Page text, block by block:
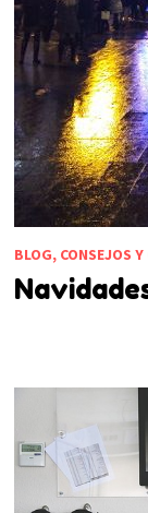
BLOG, CONSEJOS